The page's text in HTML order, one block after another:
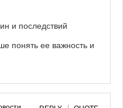
и последствий
понять ее важность и